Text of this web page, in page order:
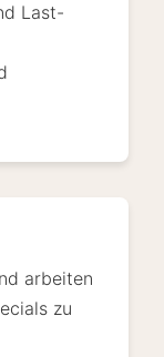
Last-
arbeiten
zu